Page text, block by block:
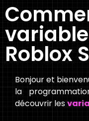
Roblox
Bonjour et
la
découvrir les